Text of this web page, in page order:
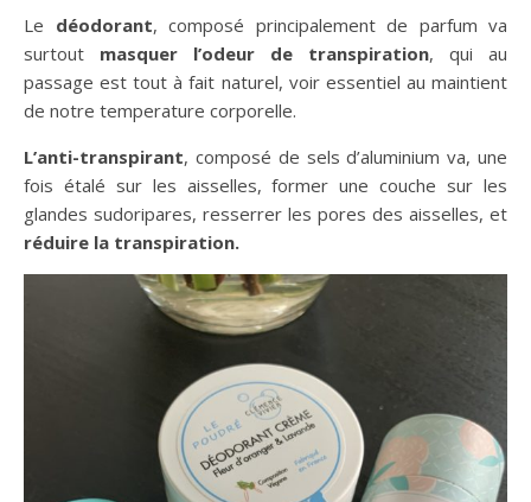
Le déodorant, composé principalement de parfum va
surtout masquer l’odeur de transpiration, qui au
passage est tout à fait naturel, voir essentiel au maintient
de notre temperature corporelle.
L’anti-transpirant, composé de sels d’aluminium va, une
fois étalé sur les aisselles, former une couche sur les
glandes sudoripares, resserrer les pores des aisselles, et
réduire la transpiration.